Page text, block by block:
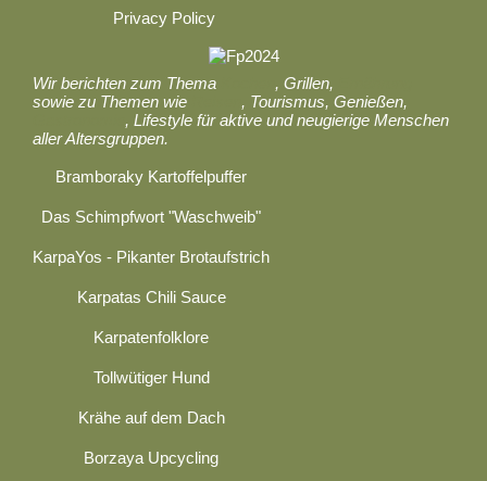
Privacy Policy
Wir berichten zum Thema , Grillen,
sowie zu Themen wie
, Tourismus, Genießen,
, Lifestyle für aktive und neugierige Menschen
aller Altersgruppen.
Bramboraky Kartoffelpuffer
Das Schimpfwort "Waschweib"
KarpaYos - Pikanter Brotaufstrich
Karpatas Chili Sauce
Karpatenfolklore
Tollwütiger Hund
Krähe auf dem Dach
Borzaya Upcycling